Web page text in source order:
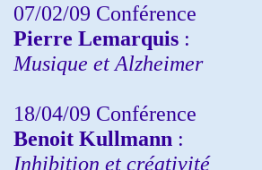
07/02/09 Conférence
Pierre Lemarquis :
Musique et Alzheimer
18/04/09 Conférence
Benoit Kullmann :
Inhibition et créativité